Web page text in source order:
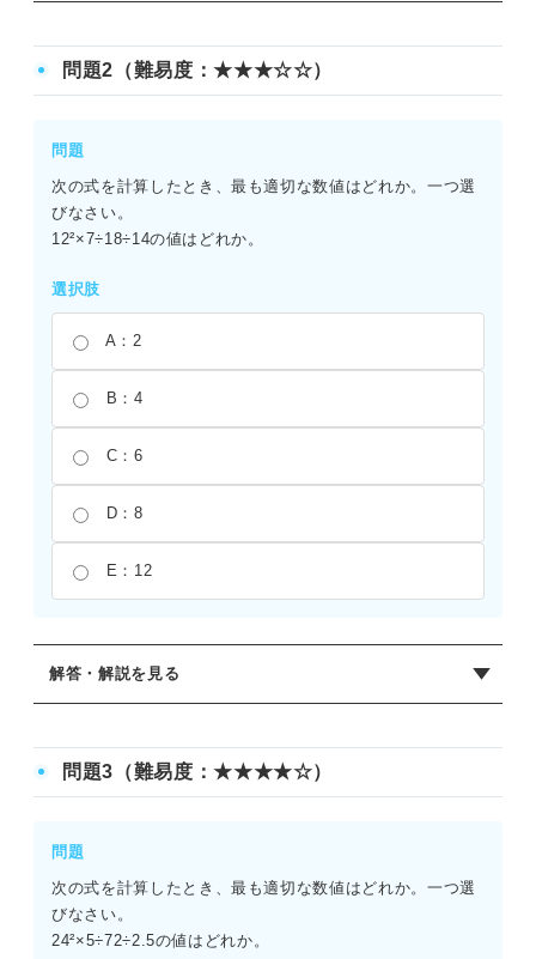
与式＝16×15/8÷6＝30÷6＝5となる。累乗の計算を先におこ
なうことが重要。16と8で約分をおこなうことで、計算を簡
問題2（難易度：★★★☆☆）
問題
次の式を計算したとき、最も適切な数値はどれか。一つ選
びなさい。
12²×7÷18÷14の値はどれか。
選択肢
A：2
B：4
C：6
D：8
E：12
解答・解説を見る
与式＝144×7/18÷14＝56÷14＝4となる。12の2乗が144であ
ることを把握していると、スムーズに解くことができる。
問題3（難易度：★★★★☆）
問題
次の式を計算したとき、最も適切な数値はどれか。一つ選
びなさい。
24²×5÷72÷2.5の値はどれか。